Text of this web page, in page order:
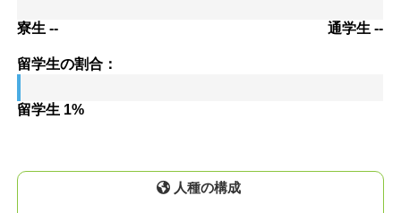
寮生 -- 通学生 --
留学生の割合：
留学生 1%
人種の構成